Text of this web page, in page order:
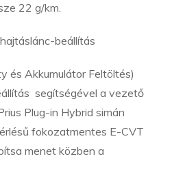
22 g/km.
beállítás
és Akkumulátor Feltöltés)
segítségével a vezető
Plug-in Hybrid simán
fokozatmentes E-CVT
menet közben a